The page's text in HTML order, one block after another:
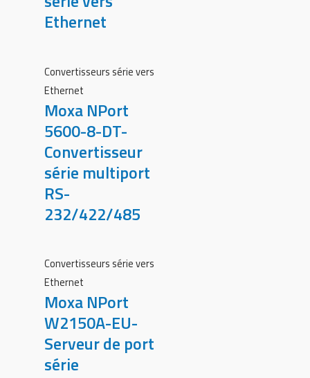
Ethernet
Convertisseurs série vers
Ethernet
Moxa NPort
5600-8-DT-
Convertisseur
série multiport
RS-
232/422/485
Convertisseurs série vers
Ethernet
Moxa NPort
W2150A-EU-
Serveur de port
série